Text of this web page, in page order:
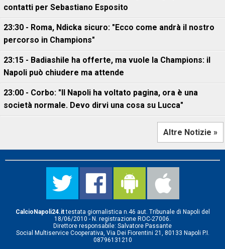
contatti per Sebastiano Esposito
23:30 - Roma, Ndicka sicuro: "Ecco come andrà il nostro
percorso in Champions"
23:15 - Badiashile ha offerte, ma vuole la Champions: il
Napoli può chiudere ma attende
23:00 - Corbo: "Il Napoli ha voltato pagina, ora è una
società normale. Devo dirvi una cosa su Lucca"
Altre Notizie »
CalcioNapoli24.ittestata giornalistica n.46 aut. Tribunale di Napoli del
18/06/2010 - N. registrazione ROC-27006.
Direttore responsabile: Salvatore Passante
Social Multiservice Cooperativa, Via Dei Fiorentini 21, 80133 Napoli P.I.
08796131210